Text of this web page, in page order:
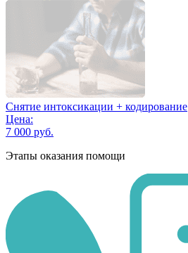
Снятие интоксикации + кодирование
Цена:
7 000 руб.
Этапы оказания помощи